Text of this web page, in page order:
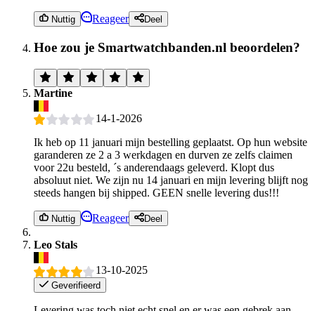
Nuttig Reageer Deel
Hoe zou je Smartwatchbanden.nl beoordelen?
Martine
14-1-2026
Ik heb op 11 januari mijn bestelling geplaatst. Op hun website
garanderen ze 2 a 3 werkdagen en durven ze zelfs claimen
voor 22u besteld, ´s anderendaags geleverd. Klopt dus
absoluut niet. We zijn nu 14 januari en mijn levering blijft nog
steeds hangen bij shipped. GEEN snelle levering dus!!!
Nuttig Reageer Deel
Leo Stals
13-10-2025
Geverifieerd